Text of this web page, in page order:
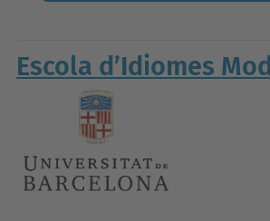
Escola d’Idiomes